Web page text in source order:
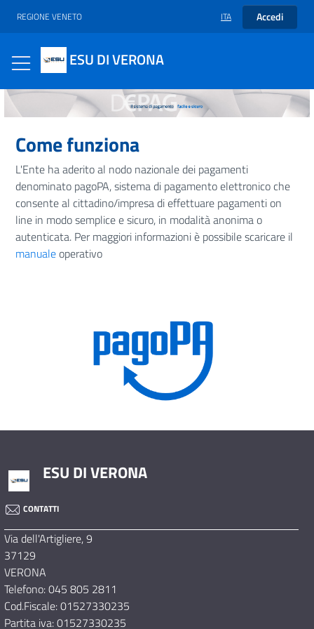
HEADER
Area
Pagamenti
con avviso
Pagamenti
spontanei
Ricevute
telematiche
REGIONE VENETO ITA Accedi
Toggle navigationESU DI VERONA
Come funziona
L'Ente ha aderito al nodo nazionale dei pagamenti
denominato pagoPA, sistema di pagamento elettronico che
consente al cittadino/impresa di effettuare pagamenti on
line in modo semplice e sicuro, in modalità anonima o
autenticata. Per maggiori informazioni è possibile scaricare il
manualeoperativo
ESU DI VERONA
CONTATTI
Via dell'Artigliere, 9
37129
VERONA
Telefono: 045 805 2811
Cod.Fiscale: 01527330235
Partita iva: 01527330235